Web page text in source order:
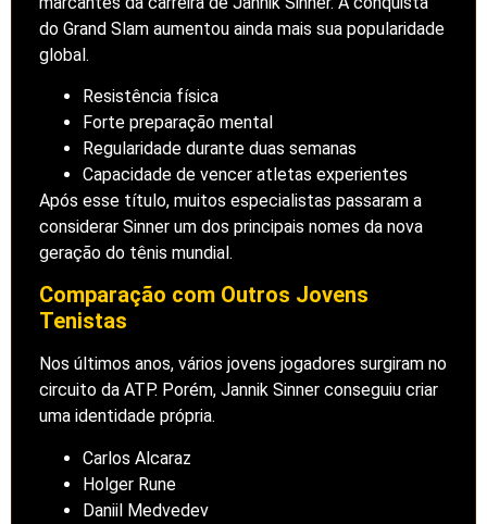
do Grand Slam aumentou ainda mais sua popularidade
global.
Resistência física
Forte preparação mental
Regularidade durante duas semanas
Capacidade de vencer atletas experientes
Após esse título, muitos especialistas passaram a
considerar Sinner um dos principais nomes da nova
geração do tênis mundial.
Comparação com Outros Jovens
Tenistas
Nos últimos anos, vários jovens jogadores surgiram no
circuito da ATP. Porém, Jannik Sinner conseguiu criar
uma identidade própria.
Carlos Alcaraz
Holger Rune
Daniil Medvedev